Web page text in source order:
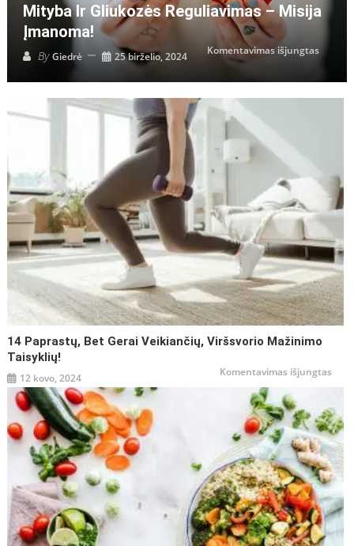
Mityba Ir Gliukozės Reguliavimas – Misija
Įmanoma!
ByGiedrė 25 birželio, 2024 Komentavimas išjungtasįraše
–
14 Paprastų, Bet Gerai Veikiančių, Viršsvorio Mažinimo
Taisyklių!
12 kovo, 2024 Komentavimas išjungtasįraše
gerai